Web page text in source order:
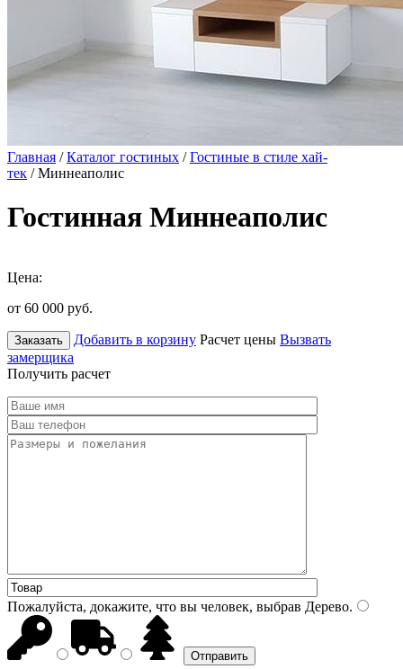
Главная /Каталог гостиных /Гостиные в стиле хай-
тек / Миннеаполис
Гостинная Миннеаполис
Цена:
от 60 000 руб.
Заказать Добавить в корзину Расчет цены Вызвать
замерщика
Получить расчет
Пожалуйста, докажите, что вы человек, выбрав Дерево.